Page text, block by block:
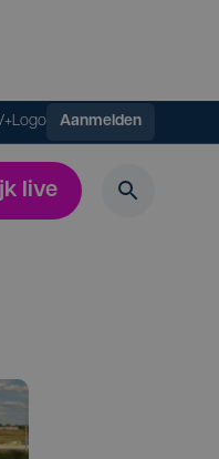
Logo Aanmelden
live